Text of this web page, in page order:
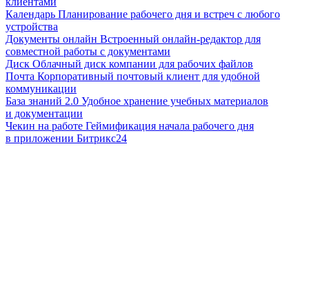
Календарь Планирование рабочего дня и встреч с любого
устройства
Документы онлайн Встроенный онлайн-редактор для
совместной работы с документами
Диск Облачный диск компании для рабочих файлов
Почта Корпоративный почтовый клиент для удобной
коммуникации
База знаний 2.0 Удобное хранение учебных материалов
и документации
Чекин на работе Геймификация начала рабочего дня
в приложении Битрикс24